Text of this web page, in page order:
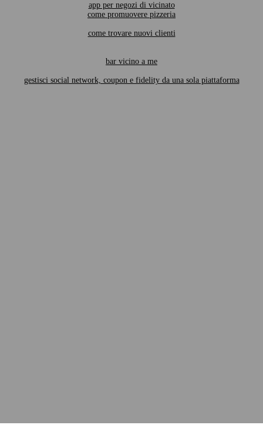
app per negozi di vicinato
come promuovere pizzeria
come trovare nuovi clienti
bar vicino a me
gestisci social network, coupon e fidelity da una sola piattaforma